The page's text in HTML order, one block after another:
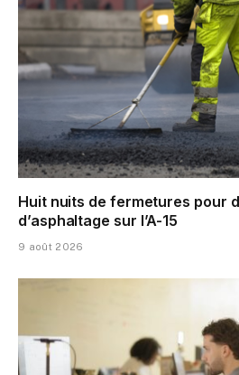
Huit nuits de fermetures pour
d’asphaltage sur l’A-15
9 août 2026